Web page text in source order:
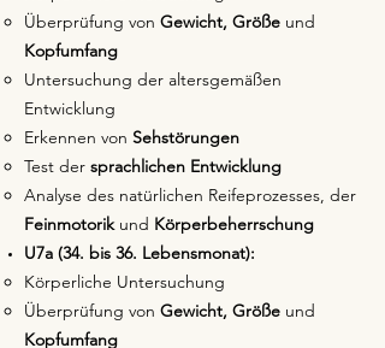
Überprüfung von Gewicht, Größe und
Kopfumfang
Untersuchung der altersgemäßen
Entwicklung
Erkennen von Sehstörungen
Test der sprachlichen Entwicklung
Analyse des natürlichen Reifeprozesses, der
Feinmotorik und Körperbeherrschung
U7a (34. bis 36. Lebensmonat):
Körperliche Untersuchung
Überprüfung von Gewicht, Größe und
Kopfumfang